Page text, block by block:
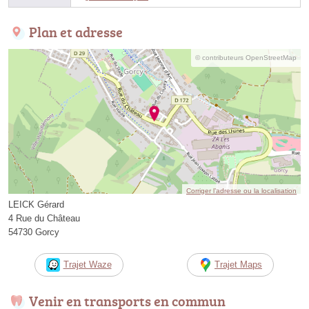
Plan et adresse
© contributeurs OpenStreetMap
Corriger l’adresse ou la localisation
LEICK Gérard
4 Rue du Château
54730 Gorcy
Trajet Waze Trajet Maps
Venir en transports en commun